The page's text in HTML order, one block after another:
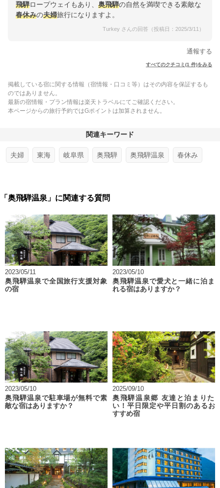
飛騨ロープウェイもあり、 奥飛騨の自然を満喫できる素敵な
春休みの夫婦旅行になりますよ。
Turkey さんの回答（投稿日：2025/3/11）
通報する
すべてのクチコミ(1 件)をみる
掲載している宿に関する情報（宿情報・口コミ等）はその内容を保証するも
のではありません。
最新の宿情報・プラン情報は楽天トラベルにてご確認ください。
本ページからの旅行予約ではGポイントは加算されません。
関連キーワード
夫婦 東海 岐阜県 奥飛騨 奥飛騨温泉 春休み
「奥飛騨温泉」に関連する質問
2023/05/11
奥飛騨温泉で全国旅行支援対象
の宿
2023/05/10
奥飛騨温泉で愛犬と一緒に泊ま
れる宿はありますか？
2023/05/10
奥飛騨温泉で駐車場が無料で素
敵な宿はありますか？
2025/09/10
奥飛騨温泉郷 友達と泊まりた
い！平日限定や平日割のあるお
すすめ宿